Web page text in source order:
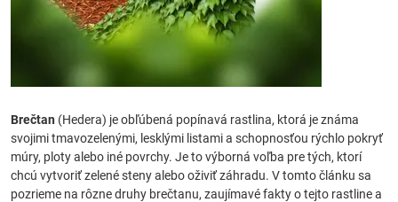
Brečtan (Hedera) je obľúbená popínavá rastlina, ktorá je známa
svojimi tmavozelenými, lesklými listami a schopnosťou rýchlo pokryť
múry, ploty alebo iné povrchy. Je to výborná voľba pre tých, ktorí
chcú vytvoriť zelené steny alebo oživiť záhradu. V tomto článku sa
pozrieme na rôzne druhy brečtanu, zaujímavé fakty o tejto rastline a